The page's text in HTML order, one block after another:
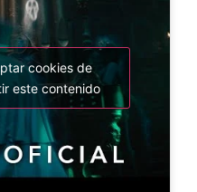
cookies de
este contenido